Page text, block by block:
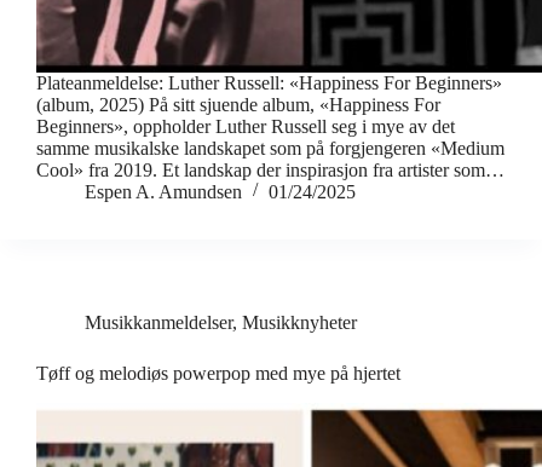
Plateanmeldelse: Luther Russell: «Happiness For Beginners»
(album, 2025) På sitt sjuende album, «Happiness For
Beginners», oppholder Luther Russell seg i mye av det
samme musikalske landskapet som på forgjengeren «Medium
Cool» fra 2019. Et landskap der inspirasjon fra artister som…
Espen A. Amundsen
01/24/2025
Musikkanmeldelser, Musikknyheter
Tøff og melodiøs powerpop med mye på hjertet